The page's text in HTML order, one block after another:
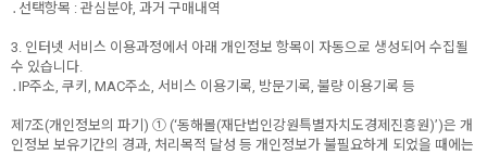
․선택항목 : 관심분야, 과거 구매내역
3. 인터넷 서비스 이용과정에서 아래 개인정보 항목이 자동으로 생성되어 수집될
수 있습니다.
․IP주소, 쿠키, MAC주소, 서비스 이용기록, 방문기록, 불량 이용기록 등
제7조(개인정보의 파기) ① (‘동해몰(재단법인강원특별자치도경제진흥원)’)은 개
인정보 보유기간의 경과, 처리목적 달성 등 개인정보가 불필요하게 되었을 때에는